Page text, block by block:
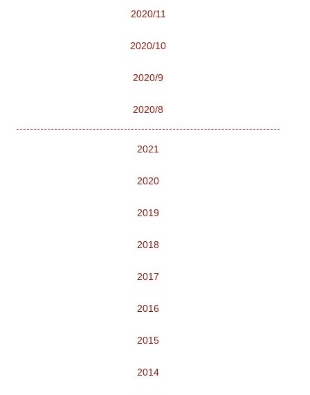
2020/11
2020/10
2020/9
2020/8
2021
2020
2019
2018
2017
2016
2015
2014